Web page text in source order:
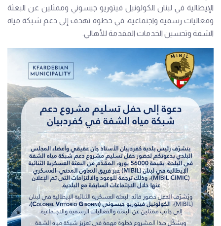
الإيطالية في لبنان الكولونيل فيتوريو جيسوني وممثلين عن البعثة
وفعاليات رسمية واجتماعية، في خطوة تهدف إلى دعم شبكة مياه
الشفة وتحسين الخدمات المقدمة للأهالي.